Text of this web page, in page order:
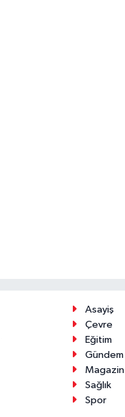
Asayiş
Çevre
Eğitim
Gündem
Magazin
Sağlık
Spor